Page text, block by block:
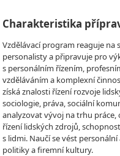
Charakteristika
Vzdělávací program reaguje na
personalisty a připravuje pro
s personálním řízením,
vzděláváním a komplexní
získá znalosti řízení rozvoje
sociologie, práva, sociální
analyzovat vývoj na trhu
řízení lidských zdrojů,
s lidmi. Naučí se vést
politiky a firemní kultury.